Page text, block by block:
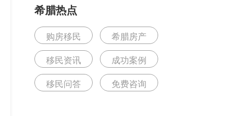
希腊热点
购房移民
希腊房产
移民资讯
成功案例
移民问答
免费咨询